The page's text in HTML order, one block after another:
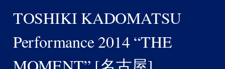
TOSHIKI KADOMATSU
Performance 2014 “THE